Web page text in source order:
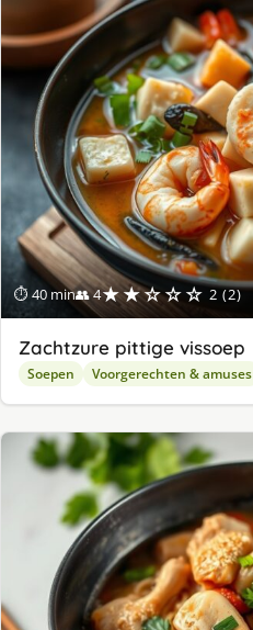
⏱ 40 min👥 4★★☆☆☆ 2 (2)
Zachtzure pittige vissoep
Soepen Voorgerechten & amuses